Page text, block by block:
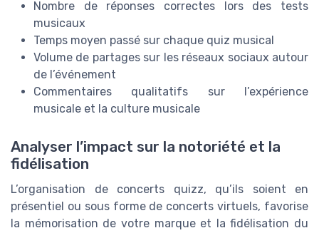
Nombre de réponses correctes lors des tests
musicaux
Temps moyen passé sur chaque quiz musical
Volume de partages sur les réseaux sociaux autour
de l’événement
Commentaires qualitatifs sur l’expérience
musicale et la culture musicale
Analyser l’impact sur la notoriété et la
fidélisation
L’organisation de concerts quizz, qu’ils soient en
présentiel ou sous forme de concerts virtuels, favorise
la mémorisation de votre marque et la fidélisation du